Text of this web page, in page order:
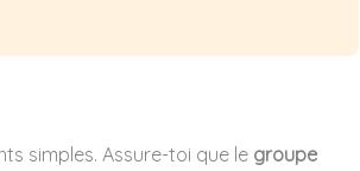
simples. Assure-toi que le groupe